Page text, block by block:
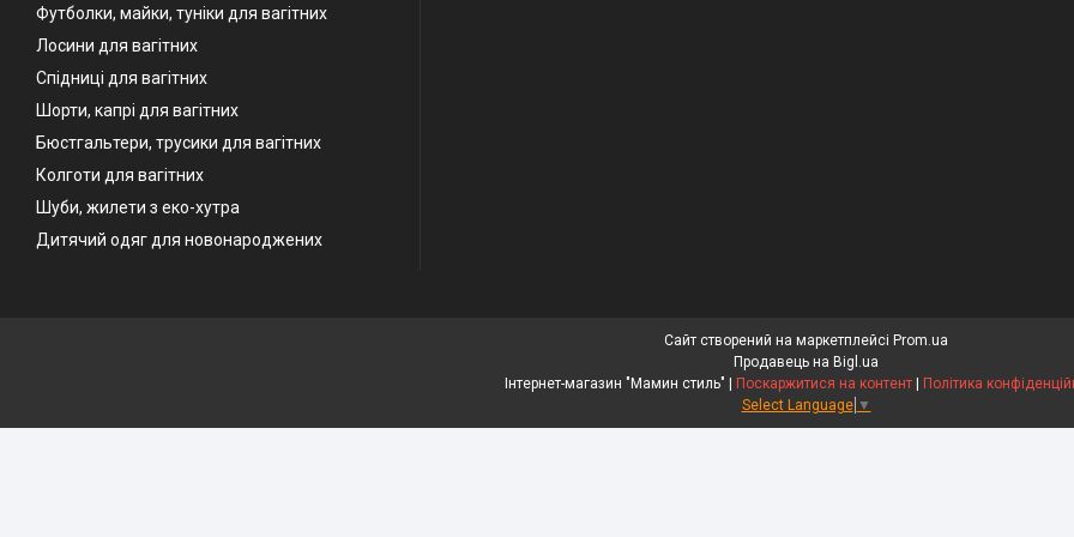
Футболки, майки, туніки для вагітних
Лосини для вагітних
Спідниці для вагітних
Шорти, капрі для вагітних
Бюстгальтери, трусики для вагітних
Колготи для вагітних
Шуби, жилети з еко-хутра
Дитячий одяг для новонароджених
Сайт створений на маркетплейсі Prom.ua
Продавець на Bigl.ua
Інтернет-магазин "Мамин стиль" | Поскаржитися на контент | Політика
Select Language ▼